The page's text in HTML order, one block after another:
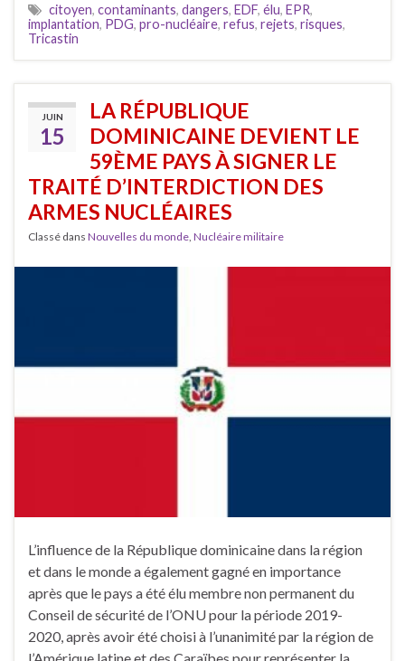
citoyen, contaminants, dangers, EDF, élu, EPR,
implantation, PDG, pro-nucléaire, refus, rejets, risques,
Tricastin
JUIN
15
LA RÉPUBLIQUE
DOMINICAINE DEVIENT LE
59ÈME PAYS À SIGNER LE
TRAITÉ D’INTERDICTION DES
ARMES NUCLÉAIRES
Classé dans Nouvelles du monde Nucléaire militaire
L’influence de la République dominicaine dans la région
et dans le monde a également gagné en importance
après que le pays a été élu membre non permanent du
Conseil de sécurité de l’ONU pour la période 2019-
2020, après avoir été choisi à l’unanimité par la région de